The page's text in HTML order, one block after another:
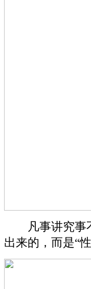
凡事讲究事不
出来的，而是“